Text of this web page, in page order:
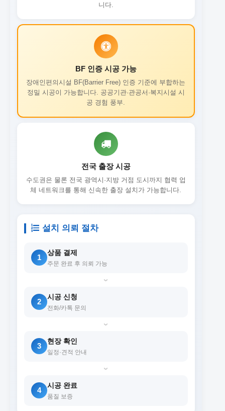
니다.
BF 인증 시공 가능
장애인편의시설 BF(Barrier Free) 인증 기준에 부합하는
정밀 시공이 가능합니다. 공공기관·관공서·복지시설 시
공 경험 풍부.
전국 출장 시공
수도권은 물론 전국 광역시·지방 거점 도시까지 협력 업
체 네트워크를 통해 신속한 출장 설치가 가능합니다.
설치 의뢰 절차
1
상품 결제
주문 완료 후 의뢰 가능
›
2
시공 신청
전화/카톡 문의
›
3
현장 확인
일정·견적 안내
›
4
시공 완료
품질 보증